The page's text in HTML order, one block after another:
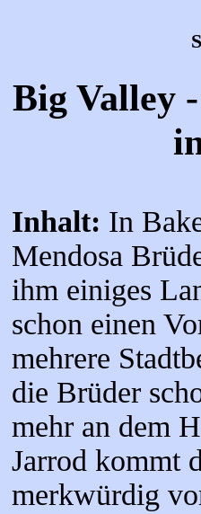
Big Valley
Inhalt: In
Mendosa
ihm einiges
schon einen
mehrere
die Brüder
mehr an dem
Jarrod kommt
merkwürdig